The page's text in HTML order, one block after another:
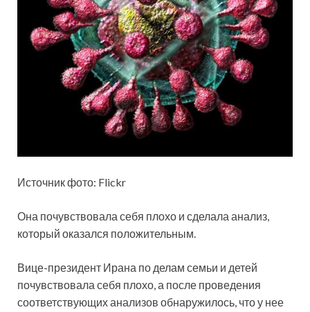
Источник фото: Flickr
Она почувствовала себя плохо и сделала анализ,
который оказался положительным.
Вице-президент Ирана по делам семьи и детей
почувствовала себя плохо, а после проведения
соответствующих анализов обнаружилось, что у нее